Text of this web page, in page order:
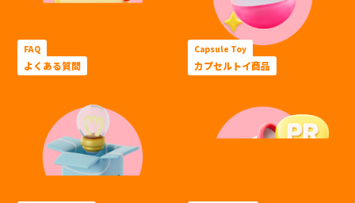
FAQ
よくある質問
Capsule Toy
カプセルトイ商品